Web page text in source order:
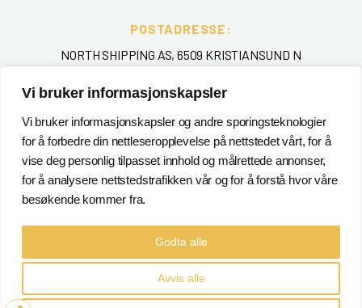
Vi bruker informasjonskapsler
Vi bruker informasjonskapsler og andre sporingsteknologier
for å forbedre din nettleseropplevelse på nettstedet vårt, for å
vise deg personlig tilpasset innhold og målrettede annonser,
for å analysere nettstedstrafikken vår og for å forstå hvor våre
besøkende kommer fra.
Godta alle
Avvis alle
POSTADRESSE:
NORTH SHIPPING AS, 6509 KRISTIANSUND N
TELEFON:
+ 47 715 40 000
EPOST :
POSTMASTER@NORTHSHIPPING.NO